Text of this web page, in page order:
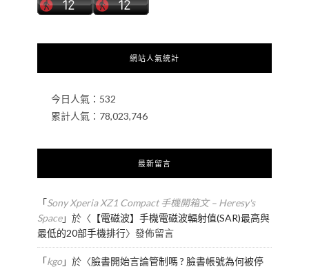
網站人氣統計
今日人氣： 532
累計人氣： 78,023,746
最新留言
「Sony Xperia XZ1 Compact 手機開箱文 – Heresy's
Space」於〈 【電磁波】手機電磁波輻射值(SAR)最高與
最低的20部手機排行〉發佈留言
「kgo」於〈臉書開始言論管制嗎 ? 臉書帳號為何被停